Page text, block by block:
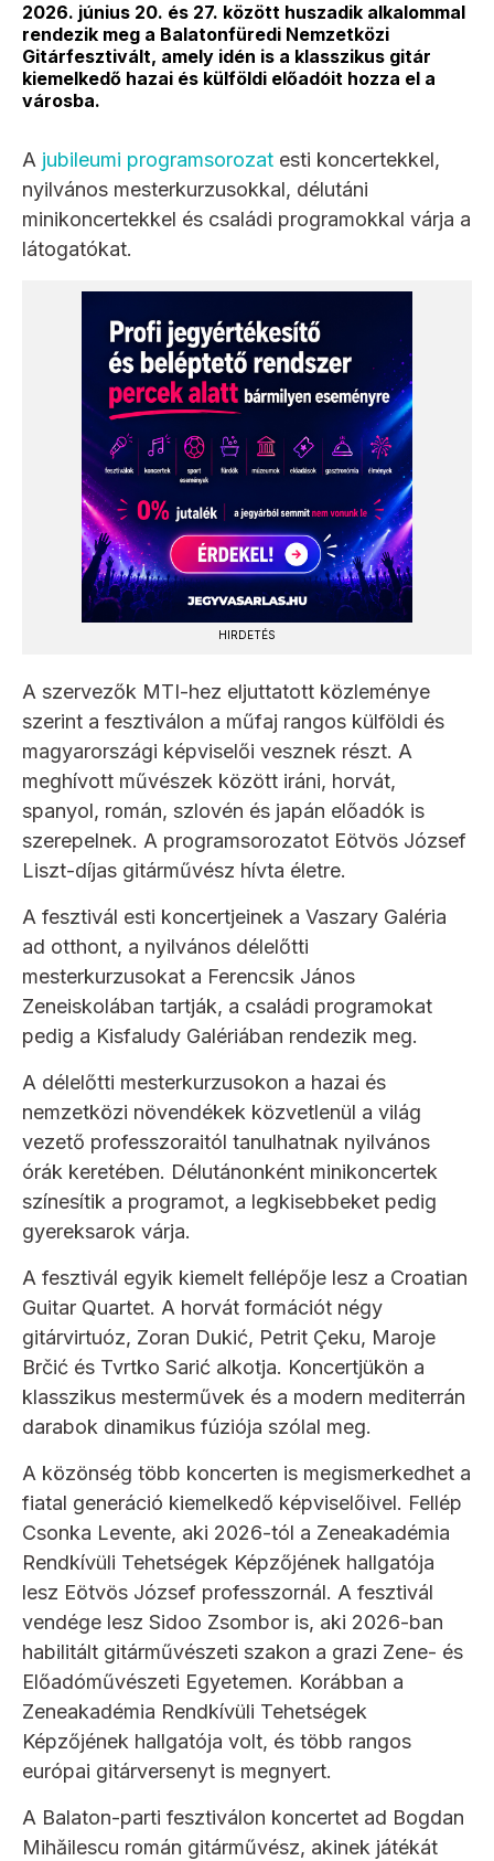
2026. június 20. és 27. között huszadik alkalommal
rendezik meg a Balatonfüredi Nemzetközi
Gitárfesztivált, amely idén is a klasszikus gitár
kiemelkedő hazai és külföldi előadóit hozza el a
városba.
A jubileumi programsorozat esti koncertekkel,
nyilvános mesterkurzusokkal, délutáni
minikoncertekkel és családi programokkal várja a
látogatókat.
HIRDETÉS
A szervezők MTI-hez eljuttatott közleménye
szerint a fesztiválon a műfaj rangos külföldi és
magyarországi képviselői vesznek részt. A
meghívott művészek között iráni, horvát,
spanyol, román, szlovén és japán előadók is
szerepelnek. A programsorozatot Eötvös József
Liszt-díjas gitárművész hívta életre.
A fesztivál esti koncertjeinek a Vaszary Galéria
ad otthont, a nyilvános délelőtti
mesterkurzusokat a Ferencsik János
Zeneiskolában tartják, a családi programokat
pedig a Kisfaludy Galériában rendezik meg.
A délelőtti mesterkurzusokon a hazai és
nemzetközi növendékek közvetlenül a világ
vezető professzoraitól tanulhatnak nyilvános
órák keretében. Délutánonként minikoncertek
színesítik a programot, a legkisebbeket pedig
gyereksarok várja.
A fesztivál egyik kiemelt fellépője lesz a Croatian
Guitar Quartet. A horvát formációt négy
gitárvirtuóz, Zoran Dukić, Petrit Çeku, Maroje
Brčić és Tvrtko Sarić alkotja. Koncertjükön a
klasszikus mesterművek és a modern mediterrán
darabok dinamikus fúziója szólal meg.
A közönség több koncerten is megismerkedhet a
fiatal generáció kiemelkedő képviselőivel. Fellép
Csonka Levente, aki 2026-tól a Zeneakadémia
Rendkívüli Tehetségek Képzőjének hallgatója
lesz Eötvös József professzornál. A fesztivál
vendége lesz Sidoo Zsombor is, aki 2026-ban
habilitált gitárművészeti szakon a grazi Zene- és
Előadóművészeti Egyetemen. Korábban a
Zeneakadémia Rendkívüli Tehetségek
Képzőjének hallgatója volt, és több rangos
európai gitárversenyt is megnyert.
A Balaton-parti fesztiválon koncertet ad Bogdan
Mihăilescu román gitárművész, akinek játékát